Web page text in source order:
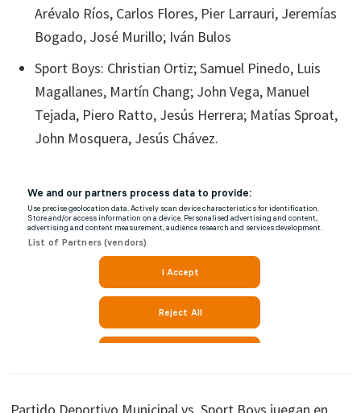
Arévalo Ríos, Carlos Flores, Pier Larrauri, Jeremías
Bogado, José Murillo; Iván Bulos
Sport Boys: Christian Ortiz; Samuel Pinedo, Luis
Magallanes, Martín Chang; John Vega, Manuel
Tejada, Piero Ratto, Jesús Herrera; Matías Sproat,
John Mosquera, Jesús Chávez.